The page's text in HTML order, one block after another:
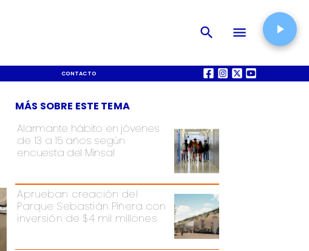
CONTACTO QUIÉNES SOMOS
Alarmante hábito en jóvenes
de 13 a 15 años según
encuesta del Minsal
Aprueban creación del
Parque Sebastián Piñera con
inversión de $4 mil millones
MÁS SOBRE ESTE TEMA